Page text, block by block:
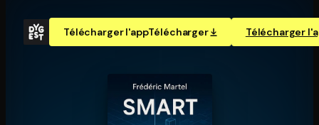
Télécharger l'appTélécharger Télécharger